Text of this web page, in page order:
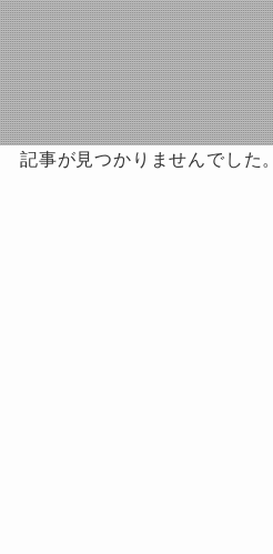
記事が見つかりませんでした。